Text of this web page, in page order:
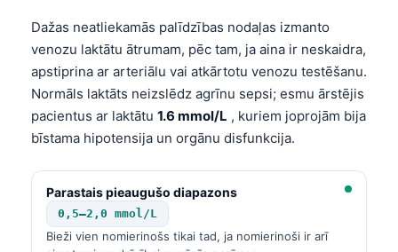
Dažas neatliekamās palīdzības nodaļas izmanto
venozu laktātu ātrumam, pēc tam, ja aina ir neskaidra,
apstiprina ar arteriālu vai atkārtotu venozu testēšanu.
Normāls laktāts neizslēdz agrīnu sepsi; esmu ārstējis
pacientus ar laktātu 1.6 mmol/L , kuriem joprojām bija
bīstama hipotensija un orgānu disfunkcija.
Parastais pieaugušo diapazons
0,5–2,0 mmol/L
Bieži vien nomierinošs tikai tad, ja nomierinoši ir arī